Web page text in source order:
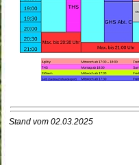
Stand vom 02.03.2025